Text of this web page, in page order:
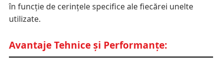
în funcție de cerințele specifice ale fiecărei unelte
utilizate.
Avantaje Tehnice și Performanțe: